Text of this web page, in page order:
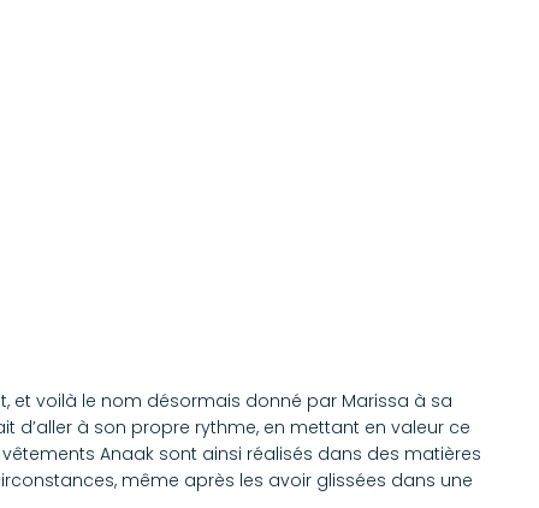
et voilà le nom désormais donné par Marissa à sa
d’aller à son propre rythme, en mettant en valeur ce
Anaak sont ainsi réalisés dans des matières
même après les avoir glissées dans une